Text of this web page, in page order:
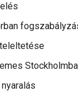
nyaralás